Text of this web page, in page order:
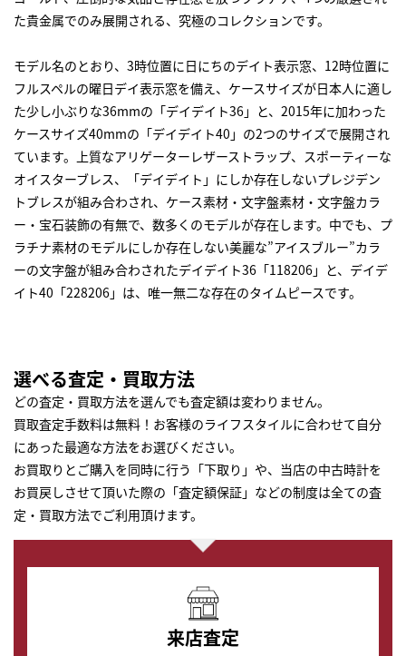
た貴金属でのみ展開される、究極のコレクションです。
モデル名のとおり、3時位置に日にちのデイト表示窓、12時位置に
フルスペルの曜日デイ表示窓を備え、ケースサイズが日本人に適し
た少し小ぶりな36mmの「デイデイト36」と、2015年に加わった
ケースサイズ40mmの「デイデイト40」の2つのサイズで展開され
ています。上質なアリゲーターレザーストラップ、スポーティーな
オイスターブレス、「デイデイト」にしか存在しないプレジデン
トブレスが組み合わされ、ケース素材・文字盤素材・文字盤カラ
ー・宝石装飾の有無で、数多くのモデルが存在します。中でも、プ
ラチナ素材のモデルにしか存在しない美麗な”アイスブルー”カラ
ーの文字盤が組み合わされたデイデイト36「118206」と、デイデ
イト40「228206」は、唯一無二な存在のタイムピースです。
選べる査定・買取方法
どの査定・買取方法を選んでも査定額は変わりません。
買取査定手数料は無料！お客様のライフスタイルに合わせて自分
にあった最適な方法をお選びください。
お買取りとご購入を同時に行う「下取り」や、当店の中古時計を
お買戻しさせて頂いた際の「査定額保証」などの制度は全ての査
定・買取方法でご利用頂けます。
来店査定